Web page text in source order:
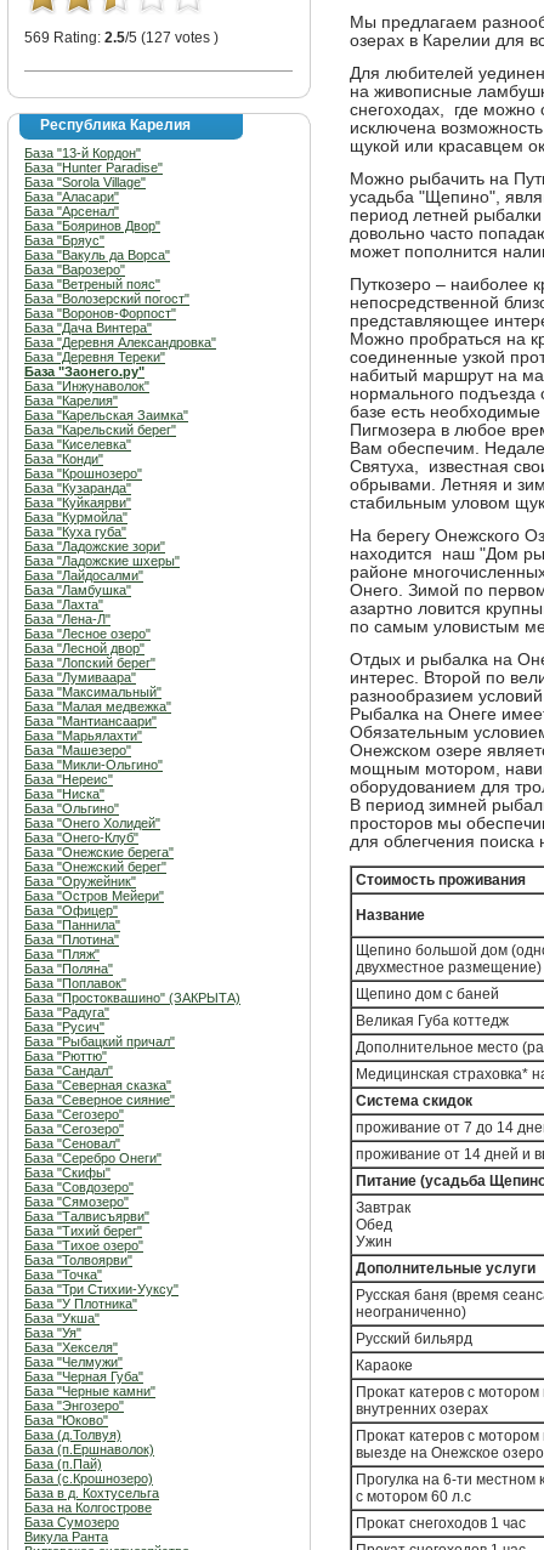
569 Rating: 2.5/5 (127 votes )
Республика Карелия
База "13-й Кордон"
База "Hunter Paradise"
База "Sorola Village"
База "Аласари"
База "Арсенал"
База "Бояринов Двор"
База "Бряус"
База "Вакуль да Ворса"
База "Варозеро"
База "Ветреный пояс"
База "Волозерский погост"
База "Воронов-Форпост"
База "Дача Винтера"
База "Деревня Александровка"
База "Деревня Тереки"
База "Заонего.ру"
База "Инжунаволок"
База "Карелия"
База "Карельская Заимка"
База "Карельский берег"
База "Киселевка"
База "Конди"
База "Крошнозеро"
База "Кузаранда"
База "Куйкаярви"
База "Курмойла"
База "Куха губа"
База "Ладожские зори"
База "Ладожские шхеры"
База "Лайдосалми"
База "Ламбушка"
База "Лахта"
База "Лена-Л"
База "Лесное озеро"
База "Лесной двор"
База "Лопский берег"
База "Лумиваара"
База "Максимальный"
База "Малая медвежка"
База "Мантиансаари"
База "Марьялахти"
База "Машезеро"
База "Микли-Ольгино"
База "Нереис"
База "Ниска"
База "Ольгино"
База "Онего Холидей"
База "Онего-Клуб"
База "Онежские берега"
База "Онежский берег"
База "Оружейник"
База "Остров Мейери"
База "Офицер"
База "Паннила"
База "Плотина"
База "Пляж"
База "Поляна"
База "Поплавок"
База "Простоквашино" (ЗАКРЫТА)
База "Радуга"
База "Русич"
База "Рыбацкий причал"
База "Рюттю"
База "Сандал"
База "Северная сказка"
База "Северное сияние"
База "Сегозеро"
База "Сегозеро"
База "Сеновал"
База "Серебро Онеги"
База "Скифы"
База "Совдозеро"
База "Сямозеро"
База "Талвисъярви"
База "Тихий берег"
База "Тихое озеро"
База "Толвоярви"
База "Точка"
База "Три Стихии-Ууксу"
База "У Плотника"
База "Укша"
База "Уя"
База "Хекселя"
База "Челмужи"
База "Черная Губа"
База "Черные камни"
База "Энгозеро"
База "Юково"
База (д.Толвуя)
База (п.Ершнаволок)
База (п.Пай)
База (с.Крошнозеро)
База в д. Кохтусельга
База на Колгострове
База Сумозеро
Викула Ранта
Мы предлагаем
озерах в Карелии для
Для любителей
на живописные
снегоходах, где можно
исключена
щукой или красавцем
Можно рыбачить на
усадьба "Щепино",
период летней
довольно часто
может пополнится
Путкозеро – наиболее
непосредственной
представляющее
Можно пробраться на
соединенные узкой
набитый маршрут на
нормального
базе есть
Пигмозера в любое
Вам обеспечим.
Святуха, известная
обрывами. Летняя и
стабильным уловом
На берегу Онежского
находится наш "Дом
районе
Онего. Зимой по
азартно ловится
по самым уловистым
Отдых и рыбалка на
интерес. Второй по
разнообразием
Рыбалка на Онеге
Обязательным
Онежском озере
мощным мотором,
оборудованием для
В период зимней
просторов мы
для облегчения
Стоимость проживания
Название
Щепино большой дом
двухместное размещение)
Щепино дом с баней
Великая Губа коттедж
Дополнительное место
Медицинская страховка*
Система скидок
проживание от 7 до 14
проживание от 14 дней и
Питание (усадьба
Завтрак
Обед
Ужин
Дополнительные услуги
Русская баня (время
неограниченно)
Русский бильярд
Караоке
Прокат катеров с мотором
внутренних озерах
Прокат катеров с мотором
выезде на Онежское озеро
Прогулка на 6-ти местном
с мотором 60 л.с
Прокат снегоходов 1 час